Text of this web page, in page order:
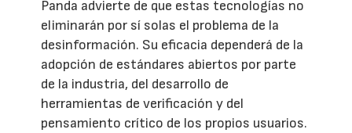
Panda advierte de que estas tecnologías no
eliminarán por sí solas el problema de la
desinformación. Su eficacia dependerá de la
adopción de estándares abiertos por parte
de la industria, del desarrollo de
herramientas de verificación y del
pensamiento crítico de los propios usuarios.